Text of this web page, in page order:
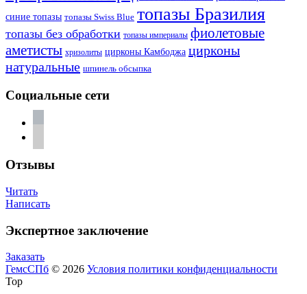
синие топазы топазы Swiss Blue топазы Бразилия
топазы без обработки топазы империалы фиолетовые
аметисты хризолиты цирконы Камбоджа цирконы
натуральные шпинель обсыпка
Социальные сети
Отзывы
Читать
Написать
Экспертное заключение
Заказать
ГемсСПб © 2026 Условия политики конфиденциальности
Top